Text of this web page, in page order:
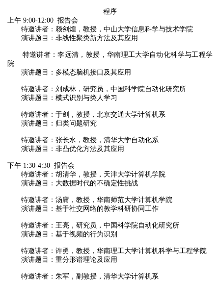
程序
上午 9:00-12:00 报告会
特邀讲者：赖剑煌，教授，中山大学信息科学与技术学院
演讲题目：非线性聚类新方法及其应用
特邀讲者：李远清，教授，华南理工大学自动化科学与工程学
院
演讲题目：多模态脑机接口及其应用
特邀讲者：刘成林，研究员，中国科学院自动化研究所
演讲题目：模式识别与类人学习
特邀讲者：于剑，教授，北京交通大学计算机系
演讲题目：归类问题研究
特邀讲者：张长水，教授，清华大学自动化系
演讲题目：非凸优化方法及其应用
下午 1:30-4:30 报告会
特邀讲者：胡清华，教授，天津大学计算机学院
演讲题目：大数据时代的不确定性挑战
特邀讲者：汤庸，教授，华南师范大学计算机学院
演讲题目：基于社交网络的教学科研协同工作
特邀讲者：王亮，研究员，中国科学院自动化研究所
演讲题目：基于视频的行为识别
特邀讲者：许勇，教授，华南理工大学计算机科学与工程学院
演讲题目：重分形谱理论及应用
特邀讲者：朱军，副教授，清华大学计算机系